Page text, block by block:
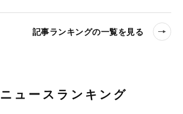
記事ランキングの一覧を見る
ニュースランキング